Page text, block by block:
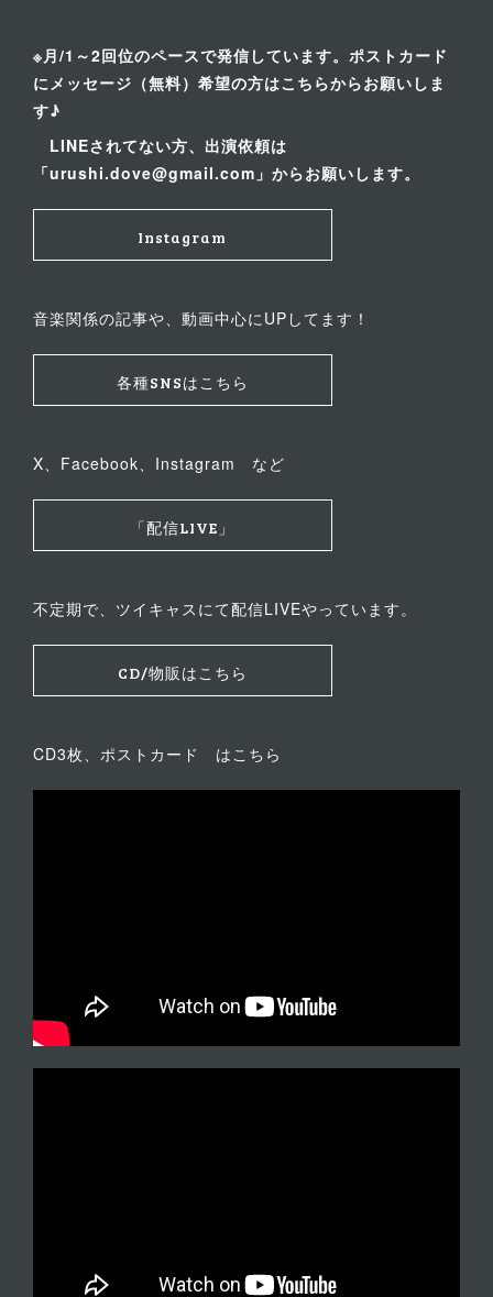
※月/1～2回位のペースで発信しています。ポストカード
にメッセージ（無料）希望の方はこちらからお願いしま
す♪
LINEされてない方、出演依頼は
「urushi.dove@gmail.com」からお願いします。
Instagram
音楽関係の記事や、動画中心にUPしてます！
各種SNSはこちら
X、Facebook、Instagram など
「配信LIVE」
不定期で、ツイキャスにて配信LIVEやっています。
CD/物販はこちら
CD3枚、ポストカード はこちら